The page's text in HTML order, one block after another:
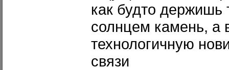
как будто держишь
солнцем камень, а
технологичную
связи